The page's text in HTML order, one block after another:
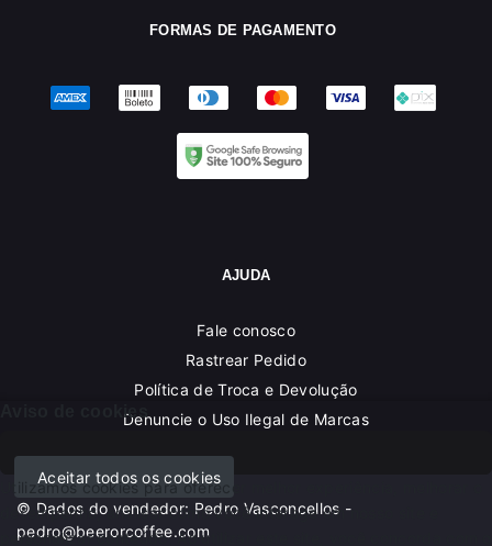
Aviso de cookies
Aceitar todos os cookies
Utilizamos cookies para oferecer melhor experiência, melhorar o
desempenho, analisar como você interage em nosso site e
personalizar conteúdo. Ao utilizar este site, você concorda com o
FORMAS DE PAGAMENTO
AJUDA
Fale conosco
Rastrear Pedido
Política de Troca e Devolução
Denuncie o Uso Ilegal de Marcas
© Dados do vendedor: Pedro Vasconcellos -
pedro@beerorcoffee.com